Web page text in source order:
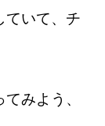
ていて、チ
みよう、